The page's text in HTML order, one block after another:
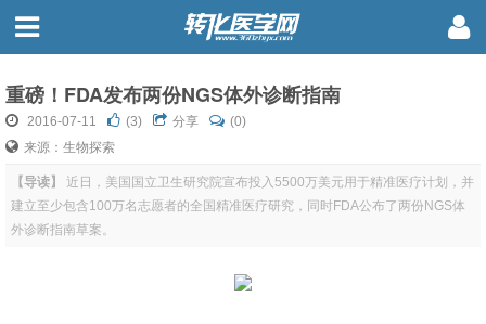
重磅！FDA发布两份NGS体外诊断指南
2016-07-11 (3) 分享
(0)
来源：生物探索
【导读】
近日，美国国立卫生研究院宣布投入5500万美元用于精准医疗计划，并
建立至少包含100万名志愿者的全国精准医疗研究，同时FDA公布了两份NGS体
外诊断指南草案。